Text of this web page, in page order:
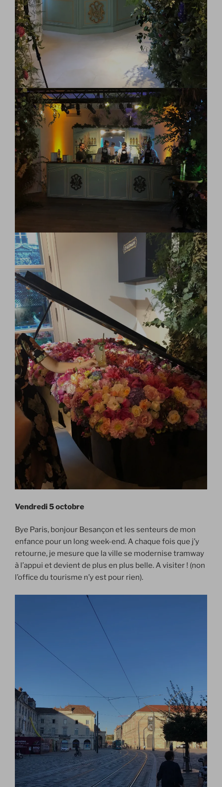
Vendredi 5 octobre
Bye Paris, bonjour Besançon et les senteurs de mon
enfance pour un long week-end. A chaque fois que j’y
retourne, je mesure que la ville se modernise tramway
à l’appui et devient de plus en plus belle. A visiter ! (non
l’office du tourisme n’y est pour rien).